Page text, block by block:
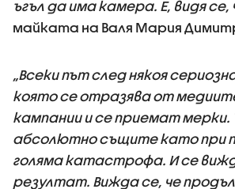
ъгъл да има камера. Е, видя
майката на Валя Мария
„Всеки път след някоя
която се отразява от
кампании и се приемат мерки.
абсолютно същите като при
голяма катастрофа. И се
резултат. Вижда се, че